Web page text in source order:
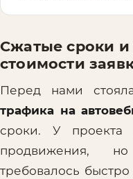
Сжатые сроки
стоимости
Перед нами
трафика на
сроки. У
продвижения,
требовалось